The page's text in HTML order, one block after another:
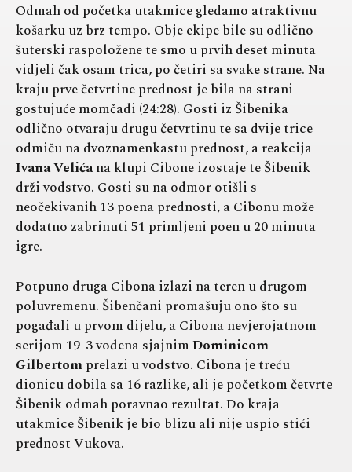
Odmah od početka utakmice gledamo atraktivnu
košarku uz brz tempo. Obje ekipe bile su odlično
šuterski raspoložene te smo u prvih deset minuta
vidjeli čak osam trica, po četiri sa svake strane. Na
kraju prve četvrtine prednost je bila na strani
gostujuće momčadi (24:28). Gosti iz Šibenika
odlično otvaraju drugu četvrtinu te sa dvije trice
odmiču na dvoznamenkastu prednost, a reakcija
Ivana Velićana klupi Cibone izostaje te Šibenik
drži vodstvo. Gosti su na odmor otišli s
neočekivanih 13 poena prednosti, a Cibonu može
dodatno zabrinuti 51 primljeni poen u 20 minuta
igre.
Potpuno druga Cibona izlazi na teren u drugom
poluvremenu. Šibenčani promašuju ono što su
pogađali u prvom dijelu, a Cibona nevjerojatnom
serijom 19-3 vođena sjajnimDominicom
Gilbertomprelazi u vodstvo. Cibona je treću
dionicu dobila sa 16 razlike, ali je početkom četvrte
Šibenik odmah poravnao rezultat. Do kraja
utakmice Šibenik je bio blizu ali nije uspio stići
prednost Vukova.